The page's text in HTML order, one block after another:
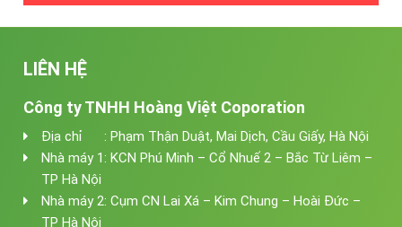
LIÊN HỆ
Công ty TNHH Hoàng Việt Coporation
Địa chỉ : Phạm Thận Duật, Mai Dịch, Cầu Giấy, Hà Nội
Nhà máy 1: KCN Phú Minh – Cổ Nhuế 2 – Bắc Từ Liêm –
TP Hà Nội
Nhà máy 2: Cụm CN Lai Xá – Kim Chung – Hoài Đức –
TP Hà Nội